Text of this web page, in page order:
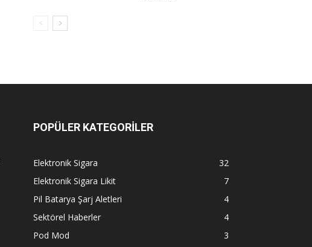
POPÜLER KATEGORİLER
Elektronik Sigara
32
Elektronik Sigara Likit
7
Pil Batarya Şarj Aletleri
4
Sektörel Haberler
4
Pod Mod
3